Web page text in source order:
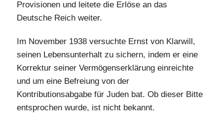
Provisionen und leitete die Erlöse an das
Deutsche Reich weiter.
Im November 1938 versuchte Ernst von Klarwill,
seinen Lebensunterhalt zu sichern, indem er eine
Korrektur seiner Vermögenserklärung einreichte
und um eine Befreiung von der
Kontributionsabgabe für Juden bat. Ob dieser Bitte
entsprochen wurde, ist nicht bekannt.